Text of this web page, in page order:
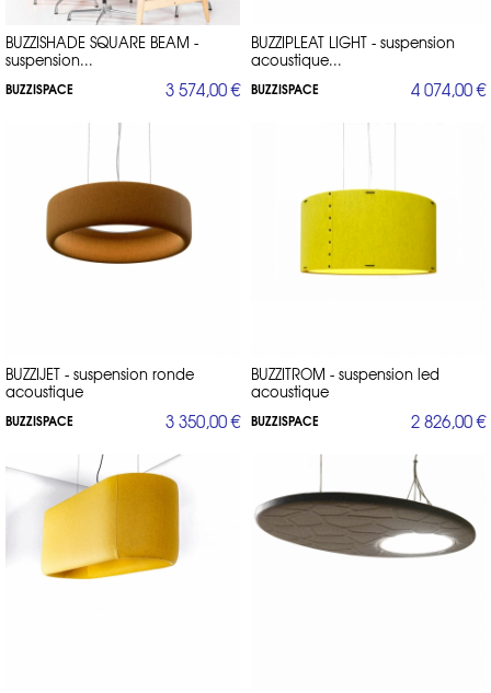
BUZZISHADE SQUARE BEAM -
suspension...
BUZZISPACE 3 574,00 €
BUZZIPLEAT LIGHT - suspension
acoustique...
BUZZISPACE 4 074,00 €
BUZZIJET - suspension ronde
acoustique
BUZZISPACE 3 350,00 €
BUZZITROM - suspension led
acoustique
BUZZISPACE 2 826,00 €